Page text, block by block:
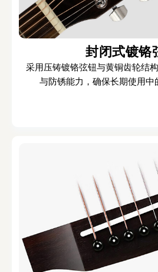
封闭式镀铬
采用压铸镀铬弦钮与黄铜齿轮结
与防锈能力，确保长期使用中